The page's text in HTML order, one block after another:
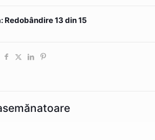
Redobândire 13 din 15